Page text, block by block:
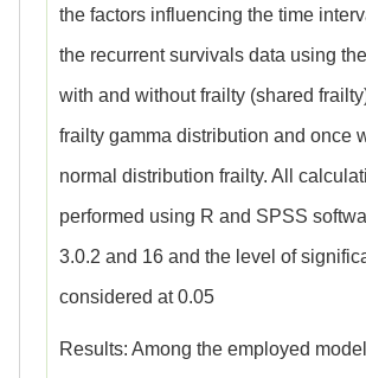
the factors influencing the time
the recurrent survivals data using
with and without frailty (shared
frailty gamma distribution and once
normal distribution frailty. All
performed using R and SPSS
3.0.2 and 16 and the level of
considered at 0.05
Results: Among the employed